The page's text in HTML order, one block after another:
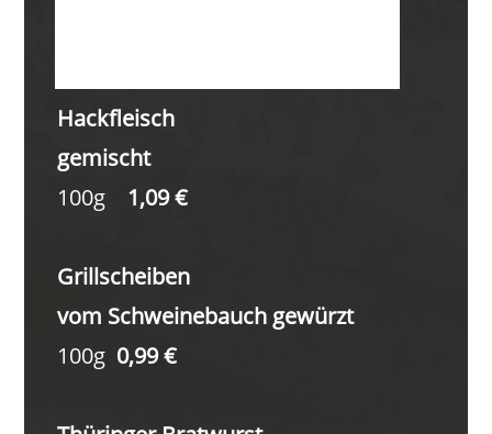
Hackfleisch
gemischt
100g
1,09 €
Grillscheiben
vom Schweinebauch gewürzt
100g 0,99 €